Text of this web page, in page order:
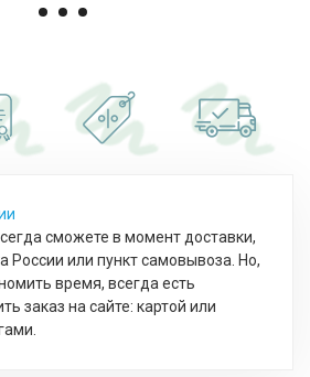
сможете в момент доставки,
России или пункт самовывоза. Но,
время, всегда есть
заказ на сайте: картой или